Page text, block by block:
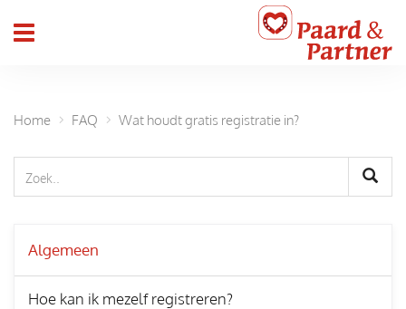
header_toggle_navigation
Home FAQ Wat houdt gratis registratie in?
Algemeen
Hoe kan ik mezelf registreren?